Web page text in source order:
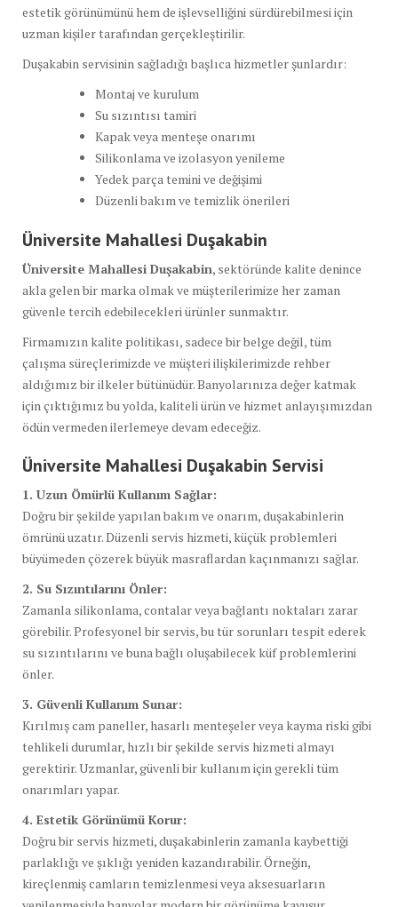
estetik görünümünü hem de işlevselliğini sürdürebilmesi için
uzman kişiler tarafından gerçekleştirilir.
Duşakabin servisinin sağladığı başlıca hizmetler şunlardır:
Montaj ve kurulum
Su sızıntısı tamiri
Kapak veya menteşe onarımı
Silikonlama ve izolasyon yenileme
Yedek parça temini ve değişimi
Düzenli bakım ve temizlik önerileri
Üniversite Mahallesi Duşakabin
Üniversite Mahallesi Duşakabin, sektöründe kalite denince
akla gelen bir marka olmak ve müşterilerimize her zaman
güvenle tercih edebilecekleri ürünler sunmaktır.
Firmamızın kalite politikası, sadece bir belge değil, tüm
çalışma süreçlerimizde ve müşteri ilişkilerimizde rehber
aldığımız bir ilkeler bütünüdür. Banyolarınıza değer katmak
için çıktığımız bu yolda, kaliteli ürün ve hizmet anlayışımızdan
ödün vermeden ilerlemeye devam edeceğiz.
Üniversite Mahallesi Duşakabin Servisi
1. Uzun Ömürlü Kullanım Sağlar:
Doğru bir şekilde yapılan bakım ve onarım, duşakabinlerin
ömrünü uzatır. Düzenli servis hizmeti, küçük problemleri
büyümeden çözerek büyük masraflardan kaçınmanızı sağlar.
2. Su Sızıntılarını Önler:
Zamanla silikonlama, contalar veya bağlantı noktaları zarar
görebilir. Profesyonel bir servis, bu tür sorunları tespit ederek
su sızıntılarını ve buna bağlı oluşabilecek küf problemlerini
önler.
3. Güvenli Kullanım Sunar:
Kırılmış cam paneller, hasarlı menteşeler veya kayma riski gibi
tehlikeli durumlar, hızlı bir şekilde servis hizmeti almayı
gerektirir. Uzmanlar, güvenli bir kullanım için gerekli tüm
onarımları yapar.
4. Estetik Görünümü Korur:
Doğru bir servis hizmeti, duşakabinlerin zamanla kaybettiği
parlaklığı ve şıklığı yeniden kazandırabilir. Örneğin,
kireçlenmiş camların temizlenmesi veya aksesuarların